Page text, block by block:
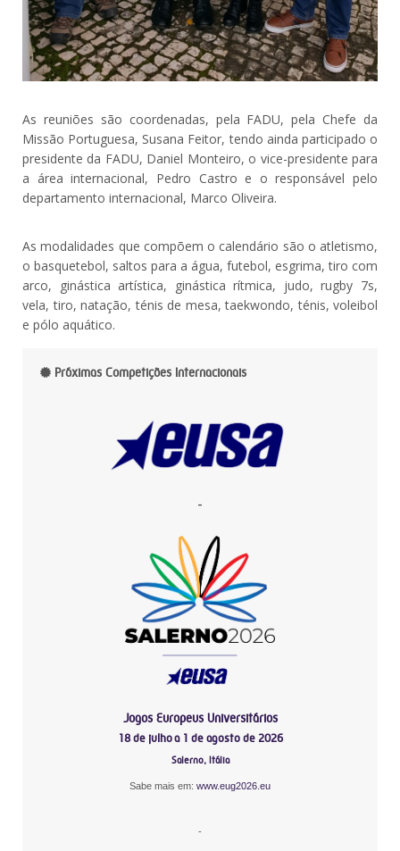
As reuniões são coordenadas, pela FADU, pela Chefe da
Missão Portuguesa, Susana Feitor, tendo ainda participado o
presidente da FADU, Daniel Monteiro, o vice-presidente para
a área internacional, Pedro Castro e o responsável pelo
departamento internacional, Marco Oliveira.
As modalidades que compõem o calendário são o atletismo,
o basquetebol, saltos para a água, futebol, esgrima, tiro com
arco, ginástica artística, ginástica rítmica, judo, rugby 7s,
vela, tiro, natação, ténis de mesa, taekwondo, ténis, voleibol
e pólo aquático.
Próximas Competições Internacionais
-
Jogos Europeus Universitários
18 de julho a 1 de agosto de 2026
Salerno, Itália
Sabe mais em: www.eug2026.eu
-